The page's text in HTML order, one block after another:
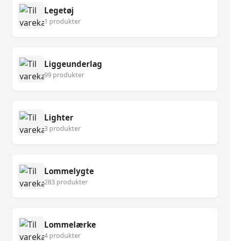
Legetøj
1 produkter
Liggeunderlag
99 produkter
Lighter
3 produkter
Lommelygte
283 produkter
Lommelærke
4 produkter